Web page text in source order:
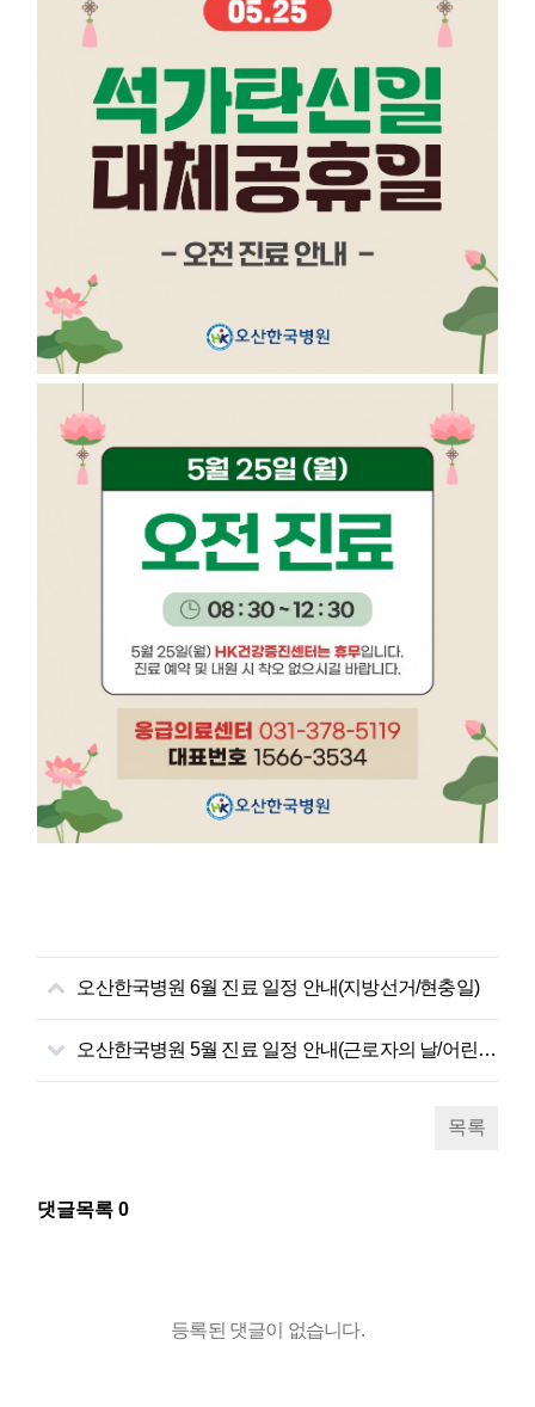
오산한국병원 6월 진료 일정 안내(지방선거/현충일)
오산한국병원 5월 진료 일정 안내(근로자의 날/어린이날)
목록
댓글목록0
등록된 댓글이 없습니다.